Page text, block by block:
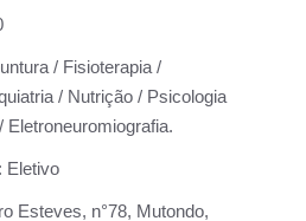
/ Fisioterapia /
/ Nutrição / Psicologia
Eletroneuromiografia.
Eletivo
Esteves, n°78, Mutondo,